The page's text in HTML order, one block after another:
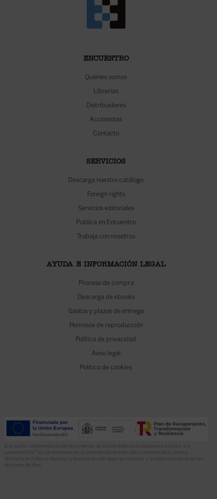
ENCUENTRO
Quiénes somos
Librerías
Distribuidores
Accionistas
Contacto
SERVICIOS
Descarga nuestro catálogo
Foreign rights
Servicios editoriales
Publica en Encuentro
Trabaja con nosotros
AYUDA E INFORMACIÓN LEGAL
Proceso de compra
Descarga de ebooks
Gastos y plazos de entrega
Permisos de reproducción
Política de privacidad
Aviso legal
Política de cookies
El proyecto “Implementación de herramientas de Gestión Editorial en Ediciones Encuentro, S.A.
anualidad 2022” ha sido financiado por la Dirección General del Libro y Fomento de la Lectura,
Ministerio de Cultura y Deporte. La finalidad de este apoyo es contribuir a la modernización de pymes
del sector del libro.